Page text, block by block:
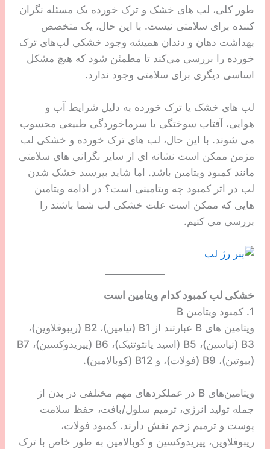
طور کلی، لب های خشک و ترک خورده یک مسئله نگران
کننده برای سلامتی نیست. با این حال، یک متخصص
بهداشت دهان و دندان همیشه وجود خشکی لب‌های ترک
خورده را بررسی می‌کند تا مطمئن شود که هیچ مشکل
اساسی دیگری برای سلامتی وجود ندارد.
لب های خشک یا ترک خورده به دلیل شرایط آب و
هوایی، آفتاب سوختگی یا سرماخوردگی طبیعی محسوب
می شوند. با این حال، لب های ترک خورده و خشکی لب
مزمن ممکن است نشانه ای از سایر نگرانی های سلامتی
مانند کمبود ویتامین باشد. اما شاید بپرسید خشک شدن
لب در اثر کمبود چه ویتامینی است؟ در ادامه ویتامین
هایی که ممکن است علت خشکی لب شما باشند را
بررسی می کنیم.
خشکی لب کمبود کدام ویتامین است
1. کمبود ویتامین B
ویتامین های B عبارتند از B1 (تیامین)، B2 (ریبوفلاوین)،
B3 (نیاسین)، B5 (اسید پانتوتنیک)، B6 (پیریدوکسین)، B7
(بیوتین)، B9 (فولات)، و B12 (کوبالامین).
ویتامین‌های B در عملکردهای مهم مختلفی در بدن از
جمله تولید انرژی، ترمیم سلول/بافت، حفظ سلامت
پوست و ترمیم زخم نقش دارند. کمبود فولات،
ریبوفلاوین، پیریدوکسین و کوبالامین به طور خاص با ترک